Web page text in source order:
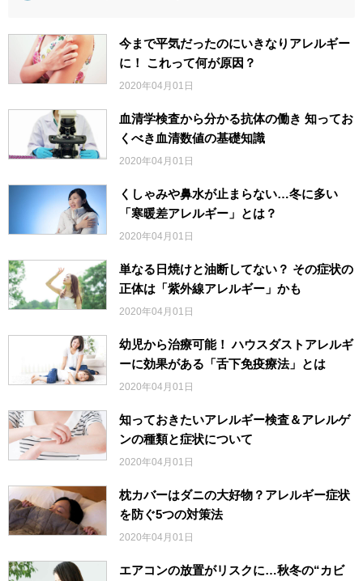
今まで平気だったのにいきなりアレルギー
に！ これって何が原因？
2020年04月01日
血清学検査から分かる抗体の働き 知ってお
くべき血清数値の基礎知識
2020年04月01日
くしゃみや鼻水が止まらない…冬に多い
「寒暖差アレルギー」とは？
2020年04月01日
単なる日焼けと油断してない？ その症状の
正体は「紫外線アレルギー」かも
2020年04月01日
幼児から治療可能！ ハウスダストアレルギ
ーに効果がある「舌下免疫療法」とは
2020年04月01日
知っておきたいアレルギー検査＆アレルゲ
ンの種類と症状について
2020年04月01日
枕カバーはダニの大好物？アレルギー症状
を防ぐ5つの対策法
2020年04月01日
エアコンの放置がリスクに…秋冬の“カビ